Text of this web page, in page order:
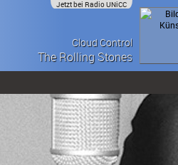
Jetzt bei Radio UNiCC
Cloud Control
The Rolling Stones